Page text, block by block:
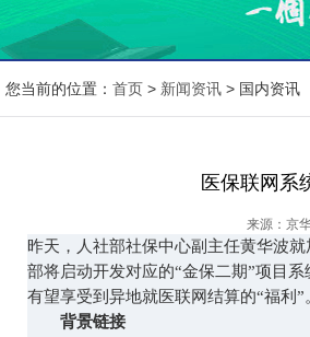
您当前的位置： 首页 > 新闻资讯 > 国内资讯
医保联网系
来源：京
昨天，人社部社保中心副主任黄华波
部将启动开发对应的“金保二期”项目
有望享受到异地就医联网结算的“福利”
背景链接